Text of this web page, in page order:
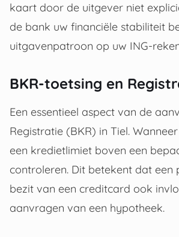
kaart door de uitgever niet
de bank uw financiële stabiliteit
uitgavenpatroon op uw ING-
BKR-toetsing en
Een essentieel aspect van de
Registratie (BKR) in Tiel.
een kredietlimiet boven een
controleren. Dit betekent dat
bezit van een creditcard ook
aanvragen van een hypotheek.